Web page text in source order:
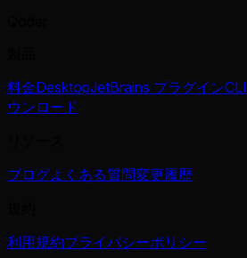
料金DesktopJetBrains プラグインCLI
ウンロード
ブログよくある質問変更履歴
利用規約プライバシーポリシー